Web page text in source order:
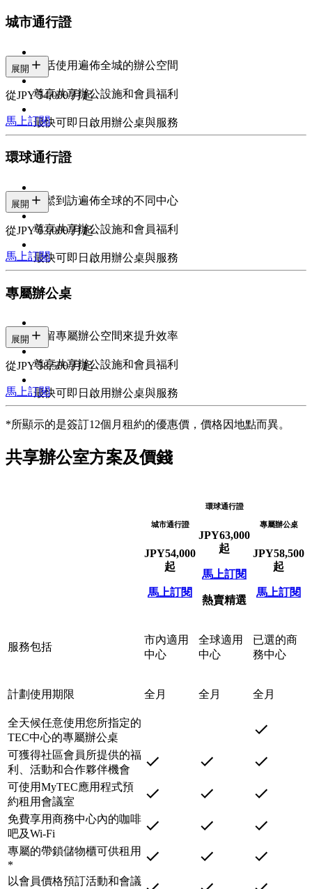
城市通行證
靈活使用遍佈全城的辦公空間
尊享共享辦公設施和會員福利
最快可即日啟用辦公桌與服務
展開
從JPY 54,000/月起
馬上訂閱
環球通行證
輕鬆到訪遍佈全球的不同中心
尊享共享辦公設施和會員福利
最快可即日啟用辦公桌與服務
展開
從JPY 63,000/月起
馬上訂閱
專屬辦公桌
預留專屬辦公空間來提升效率
尊享共享辦公設施和會員福利
最快可即日啟用辦公桌與服務
展開
從JPY 58,500/月起
馬上訂閱
*所顯示的是簽訂12個月租約的優惠價，價格因地點而異。
共享辦公室方案及價錢
城市通行證
JPY54,000
起
馬上訂閱
環球通行證
JPY63,000
起
馬上訂閱
熱賣精選
專屬辦公桌
JPY58,500
起
馬上訂閱
服務包括
市內適用
中心
全球適用
中心
已選的商
務中心
計劃使用期限 全月 全月 全月
全天候任意使用您所指定的
TEC中心的專屬辦公桌
可獲得社區會員所提供的福
利、活動和合作夥伴機會
可使用MyTEC應用程式預
約租用會議室
免費享用商務中心內的咖啡
吧及Wi-Fi
專屬的帶鎖儲物櫃可供租用
*
以會員價格預訂活動和會議